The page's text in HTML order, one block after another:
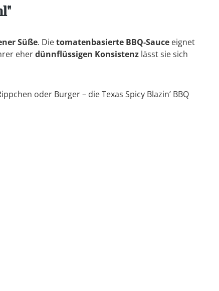
Süße. Dietomatenbasierte BBQ-Sauce eignet
eherdünnflüssigen Konsistenz lässt sie sich
oder Burger – die Texas Spicy Blazin’ BBQ